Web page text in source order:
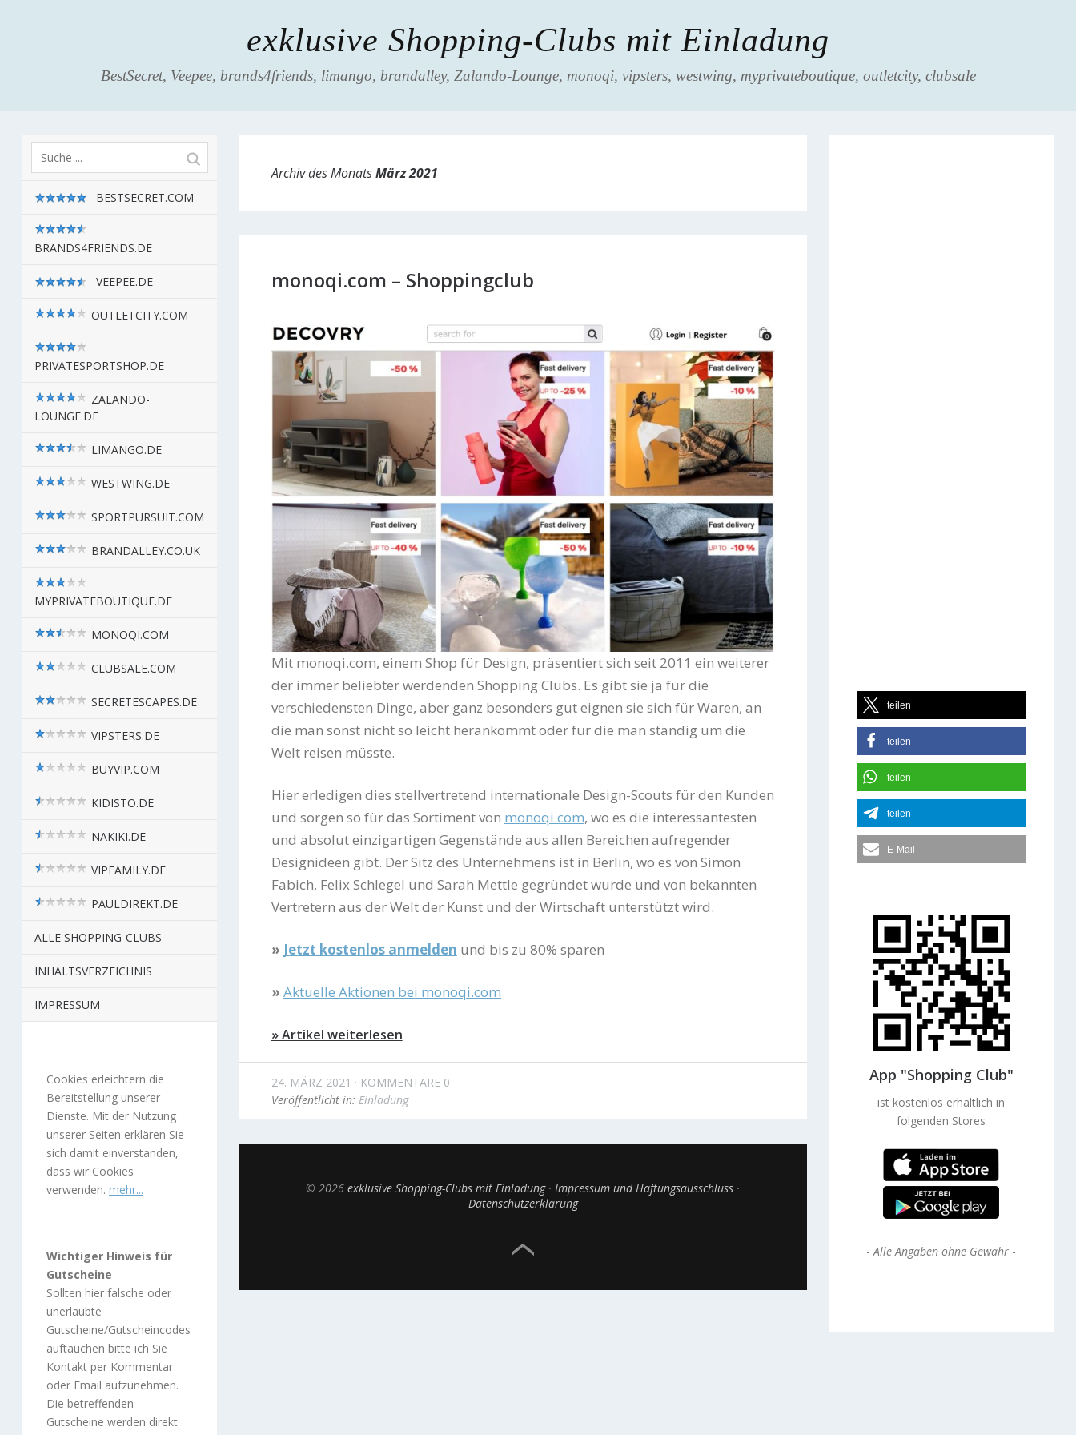
exklusive Shopping-Clubs mit Einladung
BestSecret, Veepee, brands4friends, limango, brandalley, Zalando-Lounge, monoqi, vipsters, westwing, myprivateboutique, outletcity, clubsale
BESTSECRET.COM
BRANDS4FRIENDS.DE
VEEPEE.DE
OUTLETCITY.COM
PRIVATESPORTSHOP.DE
ZALANDO-
LOUNGE.DE
LIMANGO.DE
WESTWING.DE
SPORTPURSUIT.COM
BRANDALLEY.CO.UK
MYPRIVATEBOUTIQUE.DE
MONOQI.COM
CLUBSALE.COM
SECRETESCAPES.DE
VIPSTERS.DE
BUYVIP.COM
KIDISTO.DE
NAKIKI.DE
VIPFAMILY.DE
PAULDIREKT.DE
ALLE SHOPPING-CLUBS
INHALTSVERZEICHNIS
IMPRESSUM
Cookies erleichtern die
Bereitstellung unserer
Dienste. Mit der Nutzung
unserer Seiten erklären Sie
sich damit einverstanden,
dass wir Cookies
verwenden. mehr...
Wichtiger Hinweis für
Gutscheine
Sollten hier falsche oder
unerlaubte
Gutscheine/Gutscheincodes
auftauchen bitte ich Sie
Kontakt per Kommentar
oder Email aufzunehmen.
Die betreffenden
Gutscheine werden direkt
Archiv des MonatsMärz 2021
monoqi.com – Shoppingclub
Mit monoqi.com, einem Shop für Design, präsentiert sich seit 2011 ein weiterer
der immer beliebter werdenden Shopping Clubs. Es gibt sie ja für die
verschiedensten Dinge, aber ganz besonders gut eignen sie sich für Waren, an
die man sonst nicht so leicht herankommt oder für die man ständig um die
Welt reisen müsste.
Hier erledigen dies stellvertretend internationale Design-Scouts für den Kunden
und sorgen so für das Sortiment von monoqi.com, wo es die interessantesten
und absolut einzigartigen Gegenstände aus allen Bereichen aufregender
Designideen gibt. Der Sitz des Unternehmens ist in Berlin, wo es von Simon
Fabich, Felix Schlegel und Sarah Mettle gegründet wurde und von bekannten
Vertretern aus der Welt der Kunst und der Wirtschaft unterstützt wird.
» Jetzt kostenlos anmelden und bis zu 80% sparen
» Aktuelle Aktionen bei monoqi.com
» Artikel weiterlesen
24. MÄRZ 2021
KOMMENTARE 0
Veröffentlicht in: Einladung
© 2026exklusive Shopping-Clubs mit Einladung
Impressum und Haftungsausschluss
Datenschutzerklärung
teilen
teilen
teilen
teilen
E-Mail
App "Shopping Club"
ist kostenlos erhältlich in
folgenden Stores
-Alle Angaben ohne Gewähr -